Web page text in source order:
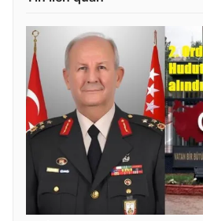
Video
VTV Money VTV
VTV Sức khoẻ Bất
Thị trường 24h